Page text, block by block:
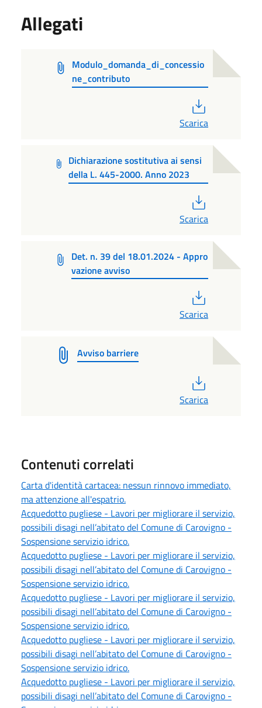
Allegati
Modulo_domanda_di_concessio
ne_contributo
Scarica
Dichiarazione sostitutiva ai sensi
della L. 445-2000. Anno 2023
Scarica
Det. n. 39 del 18.01.2024 - Appro
vazione avviso
Scarica
Avviso barriere
Scarica
Contenuti correlati
Carta d'identità cartacea: nessun rinnovo immediato,
ma attenzione all'espatrio.
Acquedotto pugliese - Lavori per migliorare il servizio,
possibili disagi nell’abitato del Comune di Carovigno -
Sospensione servizio idrico.
Acquedotto pugliese - Lavori per migliorare il servizio,
possibili disagi nell’abitato del Comune di Carovigno -
Sospensione servizio idrico.
Acquedotto pugliese - Lavori per migliorare il servizio,
possibili disagi nell’abitato del Comune di Carovigno -
Sospensione servizio idrico.
Acquedotto pugliese - Lavori per migliorare il servizio,
possibili disagi nell’abitato del Comune di Carovigno -
Sospensione servizio idrico.
Acquedotto pugliese - Lavori per migliorare il servizio,
possibili disagi nell’abitato del Comune di Carovigno -